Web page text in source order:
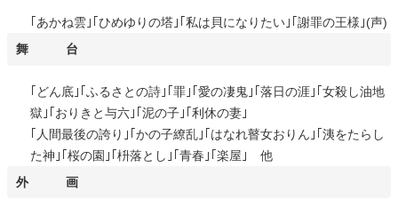
｢あかね雲｣｢ひめゆりの塔｣｢私は貝になりたい｣｢謝罪の王様｣(声)
舞 台
｢どん底｣｢ふるさとの詩｣｢罪｣｢愛の凄鬼｣｢落日の涯｣｢女殺し油地
獄｣｢おりきと与六｣｢泥の子｣｢利休の妻｣
｢人間最後の誇り｣｢かの子繚乱｣｢はなれ瞽女おりん｣｢洟をたらし
た神｣｢桜の園｣｢枡落とし｣｢青春｣｢楽屋｣ 他
外 画